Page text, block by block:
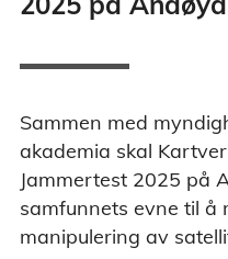
Sammen med
akademia skal
Jammertest 2025 på
samfunnets evne til å
manipulering av